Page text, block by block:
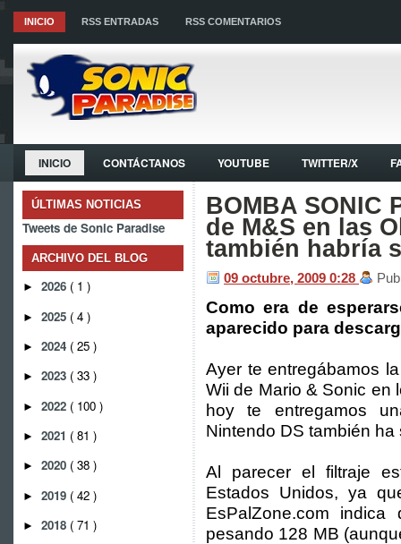
INICIO RSS ENTRADAS RSS COMENTARIOS
INICIO CONTÁCTANOS YOUTUBE TWITTER/X
ÚLTIMAS NOTICIAS
Tweets de Sonic Paradise
ARCHIVO DEL BLOG
► 2026 ( 1 )
► 2025 ( 4 )
► 2024 ( 25 )
► 2023 ( 33 )
► 2022 ( 100 )
► 2021 ( 81 )
► 2020 ( 38 )
► 2019 ( 42 )
► 2018 ( 71 )
BOMBA SONIC
de M&S en las
también habría
09 octubre, 2009 0:28
Como era de
aparecido para
Ayer te entregábamos
Wii de Mario & Sonic en
hoy te entregamos
Nintendo DS también ha
Al parecer el filtraje
Estados Unidos, ya
EsPalZone.com
pesando 128 MB